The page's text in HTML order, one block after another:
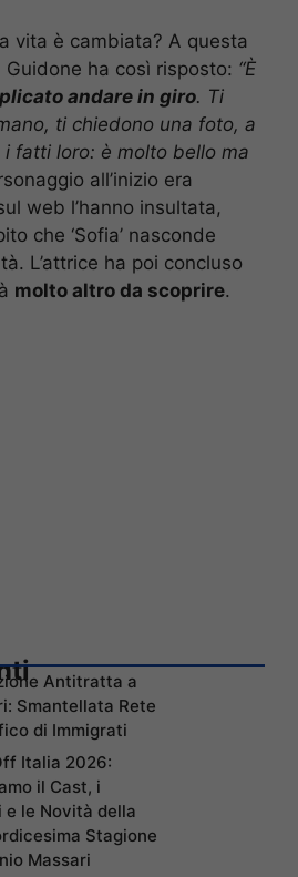
vita è cambiata? A questa
ha così risposto: “È
andare in giro. Ti
ti chiedono una foto, a
fatti loro: è molto bello ma
all’inizio era
web l’hanno insultata,
che ‘Sofia’ nasconde
L’attrice ha poi concluso
molto altro da scoprire.
Antitratta a
Smantellata Rete
di Immigrati
Italia 2026:
il Cast, i
e le Novità della
Stagione
Massari